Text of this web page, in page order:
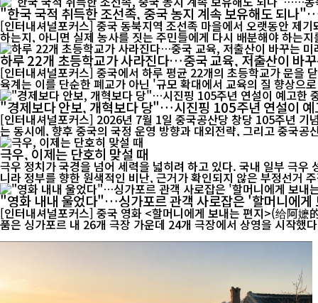
"한국 국적 취득한 조선족, 중국 농지 계속 보유해도 되나
[인터내셔널포커스] 중국 동북지역 조선족 마을에서 오랫동안 제
하는지, 아니면 실제 농사를 짓는 주민들에게 다시 배분해야 하는
하루 22개 초등학교가 사라진다…중국 교육, 저출산이 바
[인터내셔널포커스] 중국에서 하루 평균 22개의 초등학교가 문을
육계는 이를 단순한 폐교가 아닌 '규모 확대에서 교육의 질 향상으
"경제보다 안보, 개혁보다 당"…시진핑 105주년 연설이 예
[인터내셔널포커스] 2026년 7월 1일 중국공산당 창당 105주년 기
는 동시에, 향후 중국의 국정 운영 방향과 대외전략, 그리고 중국공
극우, 이제는 단호히 맞설 때
극우 정치가 국경을 넘어 세력을 넓히려 하고 있다. 국내 일부 극
니라 정부를 향한 원색적인 비난, 근거가 확인되지 않은 부정선거
"영화 내내 울었다"…싱가포르 관객 사로잡은 '할머니에게
[인터내셔널포커스] 중국 영화 <할머니에게 보내는 편지>(给阿嬷的情书)가 싱
품은 싱가포르 내 26개 극장 가운데 24개 극장에서 상영을 시작했